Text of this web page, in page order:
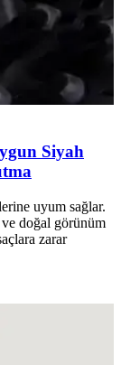
Siyah
uyum sağlar.
ve doğal görünüm
zarar